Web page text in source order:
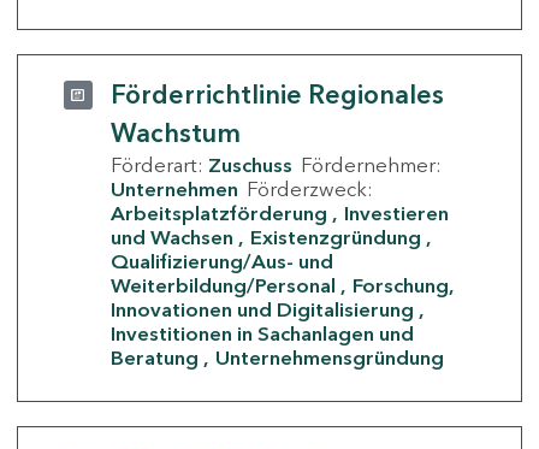
Förderrichtlinie Regionales
Wachstum
Förderart: Zuschuss Fördernehmer:
Unternehmen Förderzweck:
Arbeitsplatzförderung
Investieren
und Wachsen
Existenzgründung
Qualifizierung/Aus- und
Weiterbildung/Personal
Forschung,
Innovationen und Digitalisierung
Investitionen in Sachanlagen und
Beratung
Unternehmensgründung